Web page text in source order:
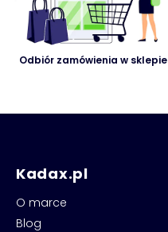
Odbiór zamówienia w sklepie
Kadax.pl
O marce
Blog